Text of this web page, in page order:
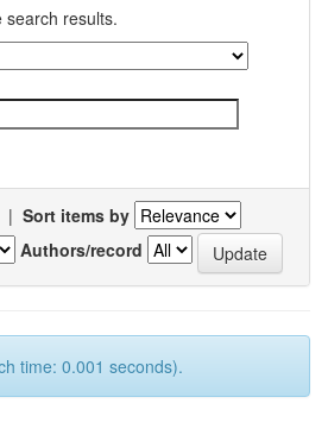
search results.
| Sort items by
Authors/record
time: 0.001 seconds).